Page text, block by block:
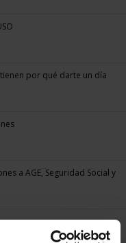
por qué darte un día
a AGE, Seguridad Social y